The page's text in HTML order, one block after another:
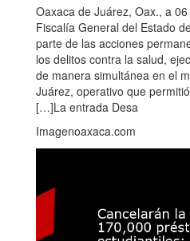
Oaxaca de Juárez, Oax., a
Fiscalía General del Estado
parte de las acciones
los delitos contra la salud,
de manera simultánea en el
Juárez, operativo que
[…]La entrada Desa
Imagenoaxaca.com